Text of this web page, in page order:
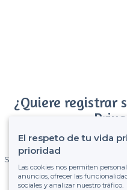
¿Quiere registrar
Gane muchos clientes entre
Sin comisiones y sin
de
El respeto de tu vida
prioridad
Las cookies nos permiten
anuncios, ofrecer las
sociales y analizar nuestro tráfico.